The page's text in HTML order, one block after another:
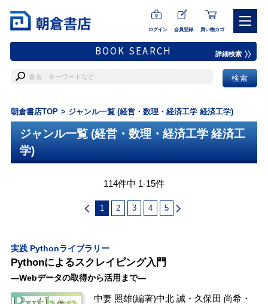
ログイン 会員登録 買い物カゴ
BOOK SEARCH 詳細検索
朝倉書店TOP ジャンル一覧 (経営・数理・経済工学 経済工学)
ジャンル一覧 (経営・数理・経済工学 経済工
学)
114件中 1-15件
1 2 3 4 5
実践 Pythonライブラリー
Pythonによるスクレイピング入門
―Webデータの取得から活用まで―
中妻 照雄(編著)中北 誠 ・ 久保田 尚希 ・